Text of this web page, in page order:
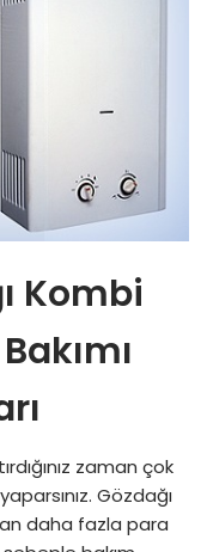
Kombi
zaman çok
Gözdağı
daha fazla para